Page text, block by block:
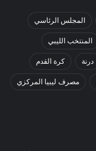
المجلس الرئاسي
المنتخب الليبي
درنة كرة القدم
مصرف ليبيا المركزي